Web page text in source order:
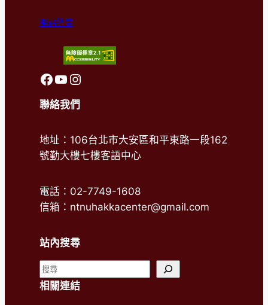
網站導覽
前往客語中心FaceBook 前往客語中心Youtube 前往客語中心Instagram
聯絡我們
地址：106台北市大安區和平東路一段162
號勤大樓七樓客語中心
電話：02-7749-1608
信箱：ntnuhakkacenter@gmail.com
站內搜尋
搜
尋
相關連結